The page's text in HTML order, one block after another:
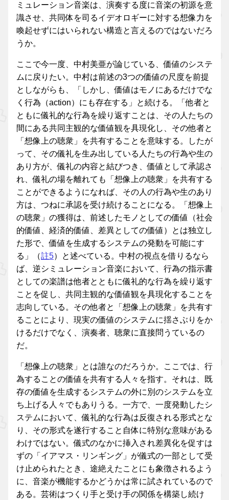
ミュレーション音楽は、演奏する度に音楽の初源を意
識させ、共同体を司るイデオロギーに対する想像力を
喚起せずにはいられない構造と言えるのではないだろ
うか。
ここで今一度、中村美亜が論じている、価値のシステ
ムに戻りたい。中村は前述の3つの価値の尺度を前提
としながらも、「しかし、価値はモノにあるだけでな
く行為（action）にも存在する」と続ける。「他者と
ともに儀礼的な行為を繰り返すことは、その人たちの
間にある共同主観的な価値観を具現化し、その他者と
「想像上の聴衆」を共有することを意味する。したが
って、その儀礼を生み出している人たちの行為や生の
あり方が、儀礼の内容と結びつき、価値として承認さ
れ、儀礼の場を離れても「想像上の聴衆」を共有する
ことができるようになれば、その人の行為や生のあり
方は、つねに承認を受け続けることになる。「想像上
の聴衆」の獲得は、前述したモノとしての価値（社会
的価値、経済的価値、差異としての価値）とは独立し
た形で、価値を生成するシステムの発動を可能にす
る」（註5）と述べている。中村の視点を借りるなら
ば、逆シミュレーション音楽において、行為の指示書
としての楽譜は他者とともに儀礼的な行為を繰り返す
ことを促し、共同主観的な価値観を具現化することを
志向している。その他者と「想像上の聴衆」を共有す
ることにより、現実の価値のシステムに揺さぶりをか
けるだけでなく、演奏者、聴衆に直接問うているの
だ。
「想像上の聴衆」とは誰なのだろうか。ここでは、行
為することの価値を共有する人々を指す。それは、既
存の価値を生成するシステムの外に別のシステムを立
ち上げる人々でもありうる。一方で、一度発動したシ
ステムにおいて、儀礼的な行為は反復される形式とな
り、その形式を遂行すること自体に特別な意味がある
わけではない。儀式のなかに挿入され差異化を促すは
ずの「イアマス・リンギング」が儀式の一部として受
け止められたとき、途絶えたことにも象徴されるよう
に、音楽が機能するかどうかは常に試されているので
ある。芸術はつくり手と受け手の関係を構築し続け